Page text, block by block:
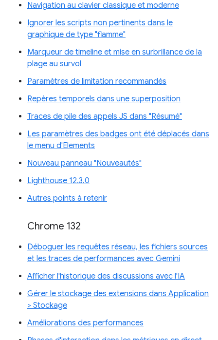
Navigation au clavier classique et moderne
Ignorer les scripts non pertinents dans le
graphique de type "flamme"
Marqueur de timeline et mise en surbrillance de la
plage au survol
Paramètres de limitation recommandés
Repères temporels dans une superposition
Traces de pile des appels JS dans "Résumé"
Les paramètres des badges ont été déplacés dans
le menu d'Elements
Nouveau panneau "Nouveautés"
Lighthouse 12.3.0
Autres points à retenir
Chrome 132
Déboguer les requêtes réseau, les fichiers sources
et les traces de performances avec Gemini
Afficher l'historique des discussions avec l'IA
Gérer le stockage des extensions dans Application
> Stockage
Améliorations des performances